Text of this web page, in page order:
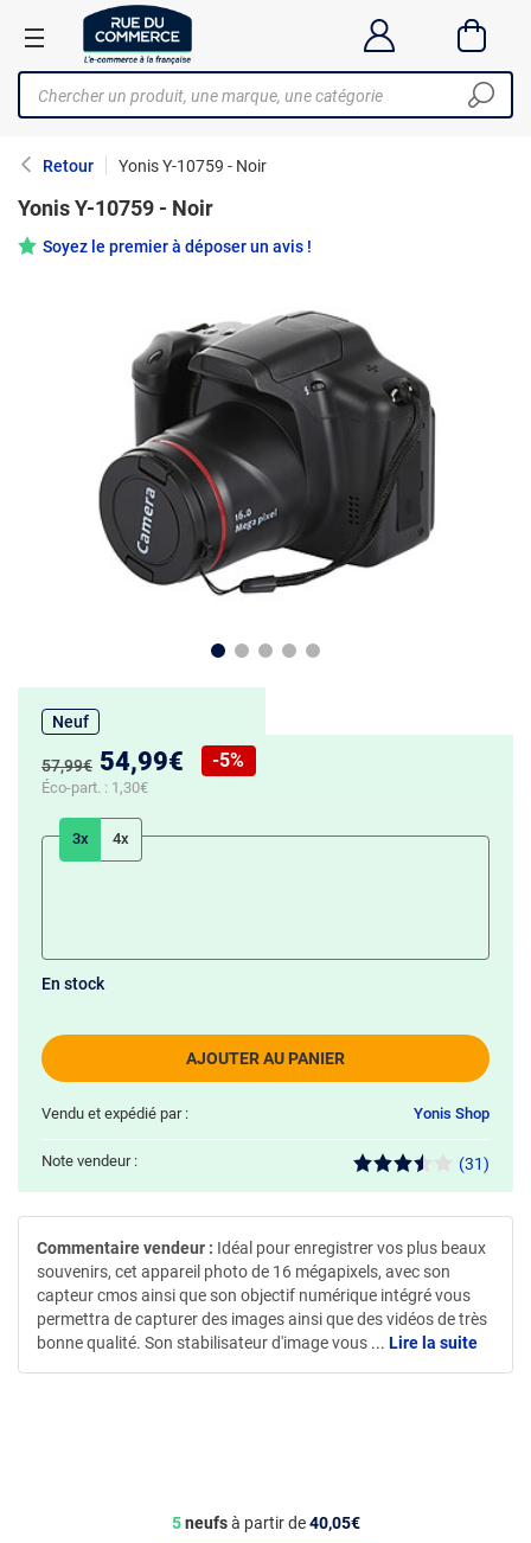
Retour Yonis Y-10759 - Noir
Yonis Y-10759 - Noir
Soyez le premier à déposer un avis !
Neuf
Ancien prix :
57,99€ Nouveau prix :
54,99€
Réduction de :
-5%
Éco-part. : 1,30€
3x 4x
AJOUTER AU PANIER
En stock
Vendu et expédié par : Yonis Shop
Note vendeur : (31)
5neufsà partir de40,05€
Commentaire vendeur : Idéal pour enregistrer vos plus beaux
souvenirs, cet appareil photo de 16 mégapixels, avec son
capteur cmos ainsi que son objectif numérique intégré vous
permettra de capturer des images ainsi que des vidéos de très
bonne qualité. Son stabilisateur d'image vous ... Lire la suite